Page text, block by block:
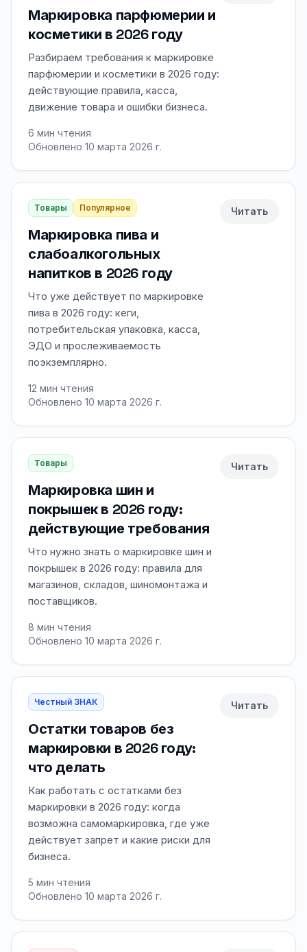
Маркировка парфюмерии и
косметики в 2026 году
Разбираем требования к маркировке
парфюмерии и косметики в 2026 году:
действующие правила, касса,
движение товара и ошибки бизнеса.
6 мин чтения
Обновлено 10 марта 2026 г.
Товары Популярное
Маркировка пива и
слабоалкогольных
напитков в 2026 году
Что уже действует по маркировке
пива в 2026 году: кеги,
потребительская упаковка, касса,
ЭДО и прослеживаемость
поэкземплярно.
12 мин чтения
Обновлено 10 марта 2026 г.
Читать
Товары
Маркировка шин и
покрышек в 2026 году:
действующие требования
Что нужно знать о маркировке шин и
покрышек в 2026 году: правила для
магазинов, складов, шиномонтажа и
поставщиков.
8 мин чтения
Обновлено 10 марта 2026 г.
Читать
Честный ЗНАК
Остатки товаров без
маркировки в 2026 году:
что делать
Как работать с остатками без
маркировки в 2026 году: когда
возможна самомаркировка, где уже
действует запрет и какие риски для
бизнеса.
5 мин чтения
Обновлено 10 марта 2026 г.
Читать